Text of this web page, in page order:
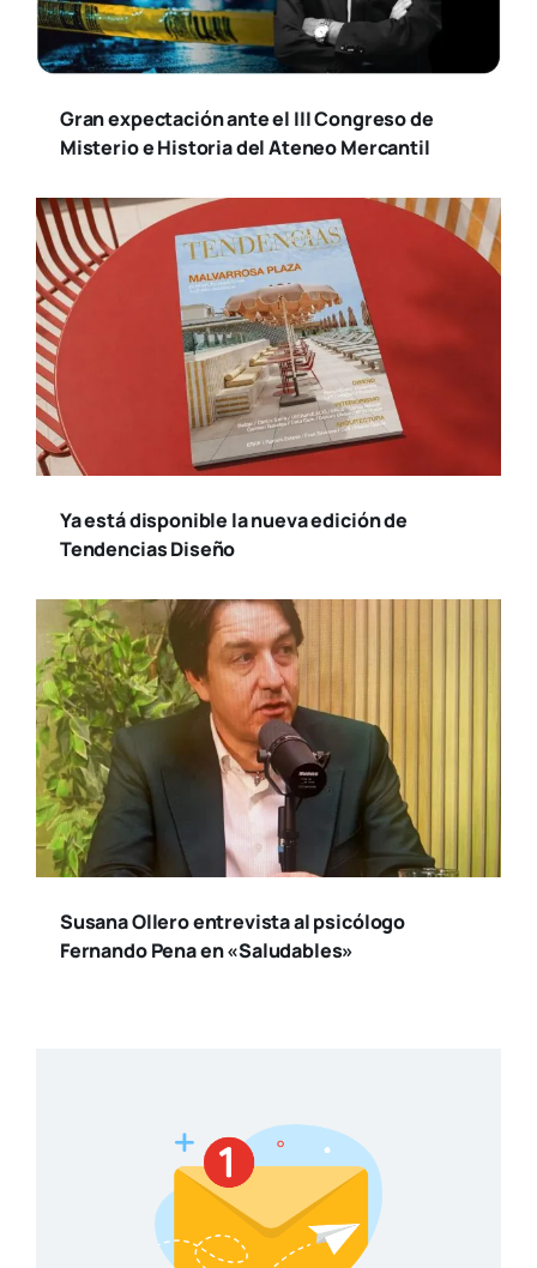
Gran expectación ante el III Congreso de
Misterio e Historia del Ateneo Mercantil
Ya está disponible la nueva edición de
Tendencias Diseño
Susana Ollero entrevista al psicólogo
Fernando Pena en «Saludables»